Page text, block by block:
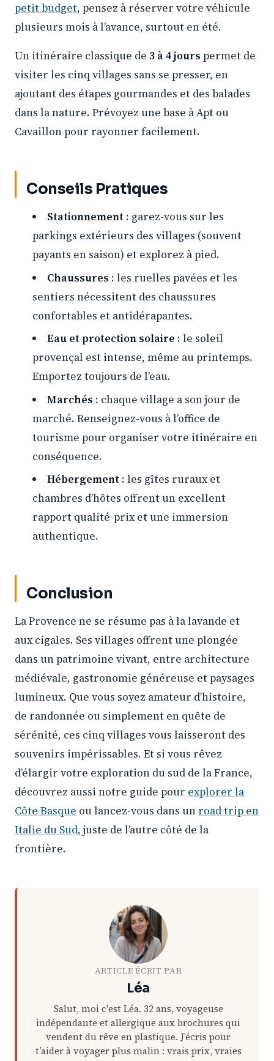
petit budget, pensez à réserver votre véhicule
plusieurs mois à l’avance, surtout en été.
Un itinéraire classique de 3 à 4 jours permet de
visiter les cinq villages sans se presser, en
ajoutant des étapes gourmandes et des balades
dans la nature. Prévoyez une base à Apt ou
Cavaillon pour rayonner facilement.
Conseils Pratiques
Stationnement : garez-vous sur les
parkings extérieurs des villages (souvent
payants en saison) et explorez à pied.
Chaussures : les ruelles pavées et les
sentiers nécessitent des chaussures
confortables et antidérapantes.
Eau et protection solaire : le soleil
provençal est intense, même au printemps.
Emportez toujours de l’eau.
Marchés : chaque village a son jour de
marché. Renseignez-vous à l’office de
tourisme pour organiser votre itinéraire en
conséquence.
Hébergement : les gîtes ruraux et
chambres d’hôtes offrent un excellent
rapport qualité-prix et une immersion
authentique.
Conclusion
La Provence ne se résume pas à la lavande et
aux cigales. Ses villages offrent une plongée
dans un patrimoine vivant, entre architecture
médiévale, gastronomie généreuse et paysages
lumineux. Que vous soyez amateur d’histoire,
de randonnée ou simplement en quête de
sérénité, ces cinq villages vous laisseront des
souvenirs impérissables. Et si vous rêvez
d’élargir votre exploration du sud de la France,
découvrez aussi notre guide pour explorer la
Côte Basque ou lancez-vous dans un road trip en
Italie du Sud, juste de l’autre côté de la
frontière.
ARTICLE ÉCRIT PAR
Léa
Salut, moi c'est Léa. 32 ans, voyageuse
indépendante et allergique aux brochures qui
vendent du rêve en plastique. J’écris pour
t’aider à voyager plus malin : vrais prix, vraies